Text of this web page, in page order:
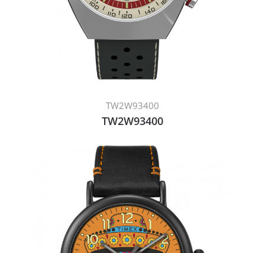
TW2W93400
TW2W93400